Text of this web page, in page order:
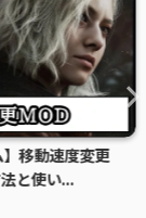
更
【バイ